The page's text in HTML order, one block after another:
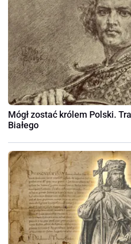
Mógł zostać królem Polski.
Białego